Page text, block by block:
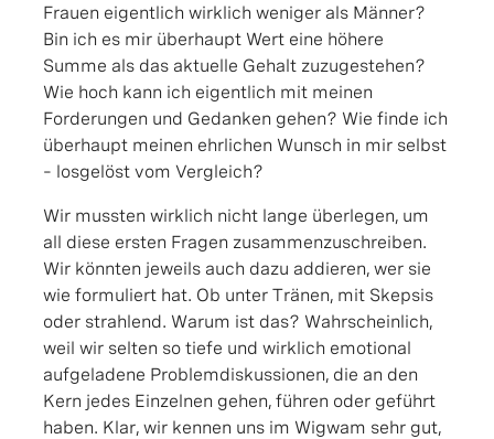
Frauen eigentlich wirklich weniger als Männer?
Bin ich es mir überhaupt Wert eine höhere
Summe als das aktuelle Gehalt zuzugestehen?
Wie hoch kann ich eigentlich mit meinen
Forderungen und Gedanken gehen? Wie finde ich
überhaupt meinen ehrlichen Wunsch in mir selbst
– losgelöst vom Vergleich?
Wir mussten wirklich nicht lange überlegen, um
all diese ersten Fragen zusammenzuschreiben.
Wir könnten jeweils auch dazu addieren, wer sie
wie formuliert hat. Ob unter Tränen, mit Skepsis
oder strahlend. Warum ist das? Wahrscheinlich,
weil wir selten so tiefe und wirklich emotional
aufgeladene Problemdiskussionen, die an den
Kern jedes Einzelnen gehen, führen oder geführt
haben. Klar, wir kennen uns im Wigwam sehr gut,